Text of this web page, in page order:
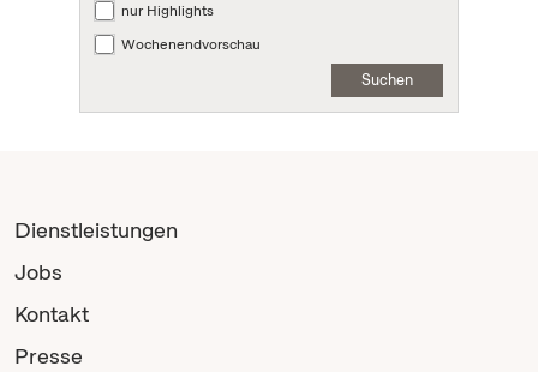
nur Highlights
Wochenendvorschau
Suchen
Dienstleistungen
Jobs
Kontakt
Presse